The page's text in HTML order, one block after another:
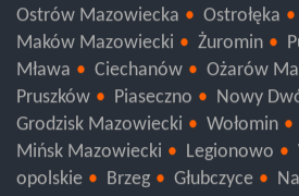
Kozienice
Białobrzegi Wyszków
Ostrów Mazowiecka
Ostrołęka
Maków Mazowiecki
Żuromin
Mława
Ciechanów
Ożarów
Pruszków
Piaseczno
Nowy
Grodzisk Mazowiecki
Wołomin
Mińsk Mazowiecki
Legionowo